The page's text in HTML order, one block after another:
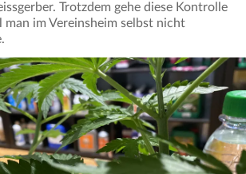
Trotzdem gehe diese Kontrolle
im Vereinsheim selbst nicht